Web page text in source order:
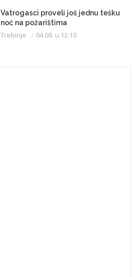
Vatrogasci proveli još jednu tešku
noć na požarištima
Trebinje 04.08. u 12:10